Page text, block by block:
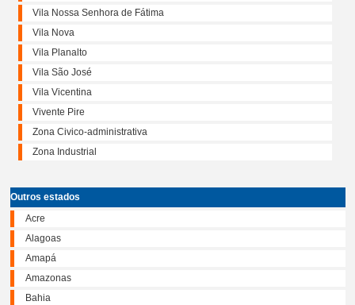
Vila Nossa Senhora de Fátima
Vila Nova
Vila Planalto
Vila São José
Vila Vicentina
Vivente Pire
Zona Civico-administrativa
Zona Industrial
Outros estados
Acre
Alagoas
Amapá
Amazonas
Bahia